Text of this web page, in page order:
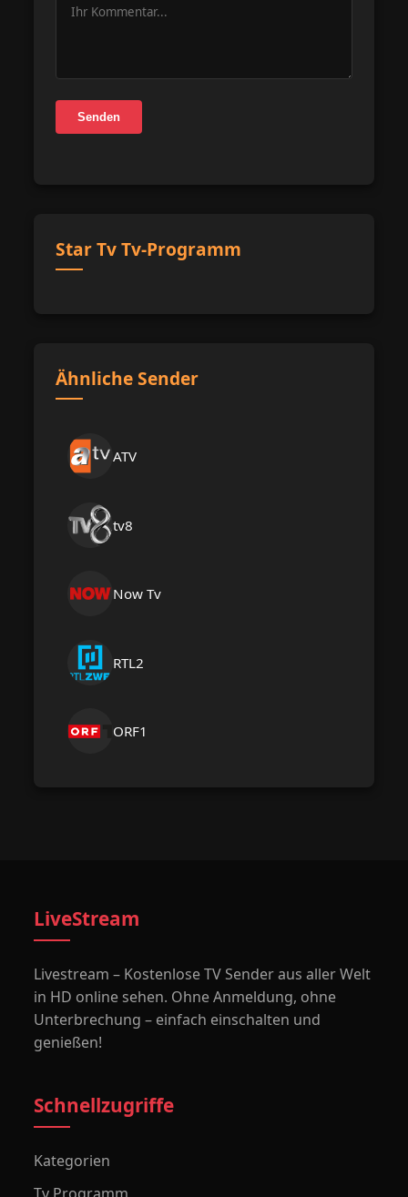
Senden
Star Tv Tv-Programm
Ähnliche Sender
ATV
tv8
Now Tv
RTL2
ORF1
LiveStream
Livestream – Kostenlose TV Sender aus aller Welt
in HD online sehen. Ohne Anmeldung, ohne
Unterbrechung – einfach einschalten und
genießen!
Schnellzugriffe
Kategorien